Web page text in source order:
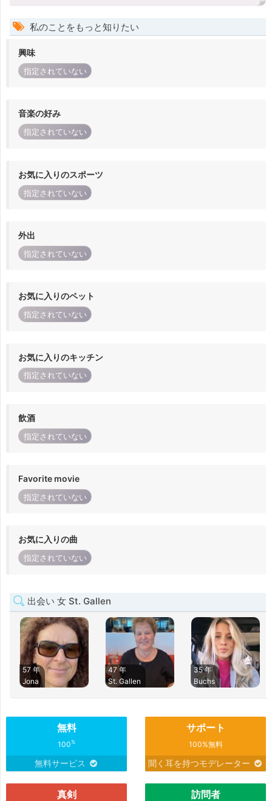
私のことをもっと知りたい
興味
指定されていない
音楽の好み
指定されていない
お気に入りのスポーツ
指定されていない
外出
指定されていない
お気に入りのペット
指定されていない
お気に入りのキッチン
指定されていない
飲酒
指定されていない
Favorite movie
指定されていない
お気に入りの曲
指定されていない
出会い 女 St. Gallen
57 年
Jona
47 年
St. Gallen
35 年
Buchs
無料
100%
無料サービス
サポート
100%無料
聞く耳を持つモデレーター
真剣 訪問者